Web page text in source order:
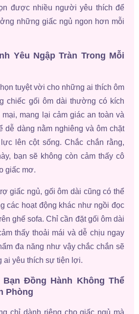
được nhiều người yêu thích để
những giấc ngủ ngon hơn mỗi
Yêu Ngập Tràn Trong Mỗi
tuyệt vời cho những ai thích ôm
chiếc gối ôm dài thường có kích
mang lại cảm giác an toàn và
dễ dàng nằm nghiêng và ôm chặt
lên cột sống. Chắc chắn rằng,
bạn sẽ không còn cảm thấy cô
giấc mơ.
giấc ngủ, gối ôm dài cũng có thể
các hoạt động khác như ngồi đọc
ghế sofa. Chỉ cần đặt gối ôm dài
thấy thoải mái và dễ chịu ngay
đa năng như vậy chắc chắn sẽ
ai yêu thích sự tiện lợi.
Đồng Hành Không Thể
Phòng